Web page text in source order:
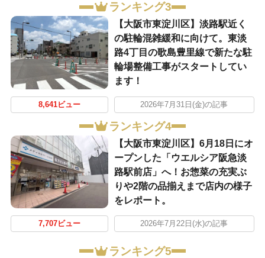
ランキング3
【大阪市東淀川区】淡路駅近く
の駐輪混雑緩和に向けて。東淡
路4丁目の歌島豊里線で新たな駐
輪場整備工事がスタートしてい
ます！
8,641ビュー 2026年7月31日(金)の記事
ランキング4
【大阪市東淀川区】6月18日にオ
ープンした「ウエルシア阪急淡
路駅前店」へ！お惣菜の充実ぶ
りや2階の品揃えまで店内の様子
をレポート。
7,707ビュー 2026年7月22日(水)の記事
ランキング5